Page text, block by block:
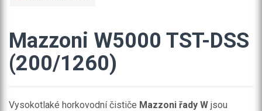
Mazzoni W5000 TST-DSS
(200/1260)
Vysokotlaké horkovodní čističe Mazzoni řady W jsou